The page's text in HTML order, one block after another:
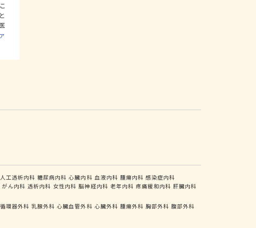
人工透析内科 糖尿病内科 心臓内科 血液内科 腫瘍内科 感染症内科
がん内科 透析内科 女性内科 脳神経内科 老年内科 疼痛緩和内科 肝臓内科
循環器外科 乳腺外科 心臓血管外科 心臓外科 腫瘍外科 胸部外科 腹部外科